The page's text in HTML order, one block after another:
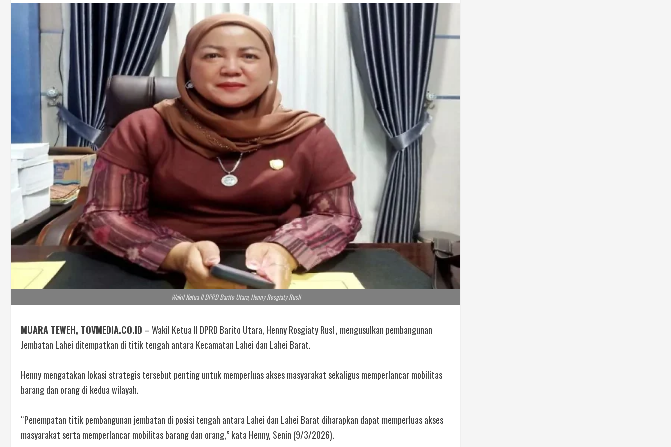
Wakil Ketua II DPRD Barito Utara, Henny Rosgiaty Rusli
MUARA TEWEH, TOVMEDIA.CO.ID – Wakil Ketua II DPRD Barito Utara, Henny Rosgiaty Rusli, mengusulkan pembangunan
Jembatan Lahei ditempatkan di titik tengah antara Kecamatan Lahei dan Lahei Barat.
Henny mengatakan lokasi strategis tersebut penting untuk memperluas akses masyarakat sekaligus memperlancar mobilitas
barang dan orang di kedua wilayah.
“Penempatan titik pembangunan jembatan di posisi tengah antara Lahei dan Lahei Barat diharapkan dapat memperluas akses
masyarakat serta memperlancar mobilitas barang dan orang,” kata Henny, Senin (9/3/2026).